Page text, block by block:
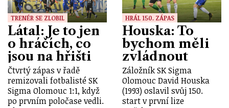
TRENÉR SE ZLOBIL
Látal: Je to jen
o hráčích, co
jsou na hřišti
Čtvrtý zápas v řadě
remizovali fotbalisté SK
Sigma Olomouc 1:1, když
po prvním poločase vedli.
HRÁL 150. ZÁPAS
Houska: To
bychom měli
zvládnout
Záložník SK Sigma
Olomouc David Houska
(1993) oslavil svůj 150.
start v první lize